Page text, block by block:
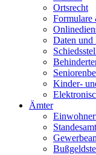
Ortsrecht
Formulare
Daten und
Kinder-
Ämter
Standesamt